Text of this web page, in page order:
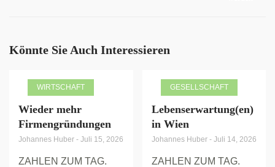
Könnte Sie Auch Interessieren
WIRTSCHAFT
Wieder mehr
Firmengründungen
Johannes Huber - Juli 15, 2026
ZAHLEN ZUM TAG.
GESELLSCHAFT
Lebenserwartung(en)
in Wien
Johannes Huber - Juli 14, 2026
ZAHLEN ZUM TAG.